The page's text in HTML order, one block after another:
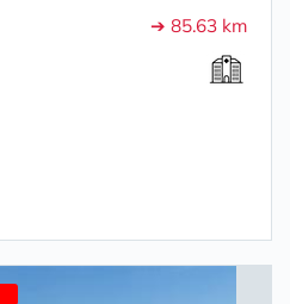
➔ 85.63 km